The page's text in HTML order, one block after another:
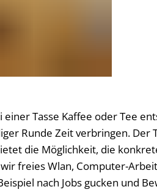
Tasse Kaffee oder Tee
Runde Zeit verbringen. Der
die Möglichkeit, die
freies Wlan, Computer-
nach Jobs gucken und